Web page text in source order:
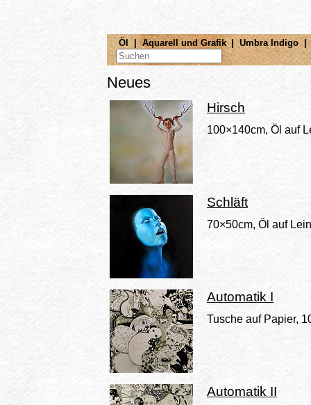
Öl Aquarell und Grafik | Umbra Indigo |
Neues
Hirsch
100×140cm, Öl auf
Schläft
70×50cm, Öl auf
Automatik I
Tusche auf Papier,
Automatik II